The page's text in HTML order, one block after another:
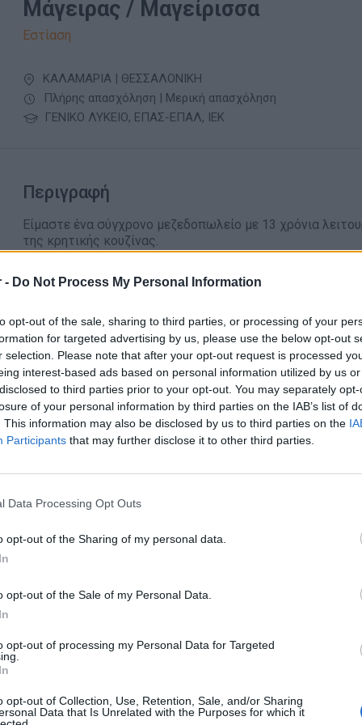
- Do Not Process My Personal Information
opt-out of the sale, sharing to third parties, or processing of your
for targeted advertising by us, please use the below opt-out
selection. Please note that after your opt-out request is processed
interest-based ads based on personal information utilized by us
to third parties prior to your opt-out. You may separately
of your personal information by third parties on the IAB’s list of
This information may also be disclosed by us to third parties on the
Participants that may further disclose it to other third parties.
Data Processing Opt Outs
opt-out of the Sharing of my personal data.
opt-out of the Sale of my Personal Data.
opt-out of processing my Personal Data for Targeted
opt-out of Collection, Use, Retention, Sale, and/or Sharing
Data that Is Unrelated with the Purposes for which it
Μάγειρας / Μαγείρισσα
Εστίαση
ΚΑΛΑΜΑΡΙΑ | ΘΕΣΣΑΛΟΝΙΚΗ
Πλήρης απασχόληση | Μερική απασχόληση
ΓΕΝΙΚΟ ΛΥΚΕΙΟ, ΕΠΑΣ-ΕΠΑΛ, ΙΕΚ
Περιγραφή
Είμαστε ένα σύγχρονο μεζεδοπωλείο με 13 χρόνια
της κρητικής κουζίνας.
για να ενταχθεί στην ομάδα
εκτέλεση πιάτων που θα ενθουσιάσουν τους πελάτες μας.
Απαραίτητα Προσόντα
Αποδεδειγμένη εμπειρία ως Μάγειρας σε εστιατόριο
Ικανότητα δημιουργίας και εκτέλεσης νέων συνταγών
Ικανότητα εργασίας υπό πίεση και σε γρήγορους
Ομαδικό πνεύμα και ικανότητα συνεργασίας
Επαγγελματισμός και συνέπεια
Απόφοιτος σχολής μαγειρικής
Παροχές
55€ καθαρά ημερομίσθιο + tips
Ευχάριστο και φιλικό περιβάλλον εργασίας